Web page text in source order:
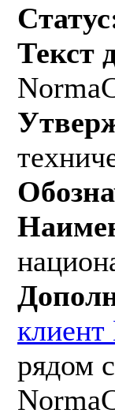
Текст
клиент
рядом